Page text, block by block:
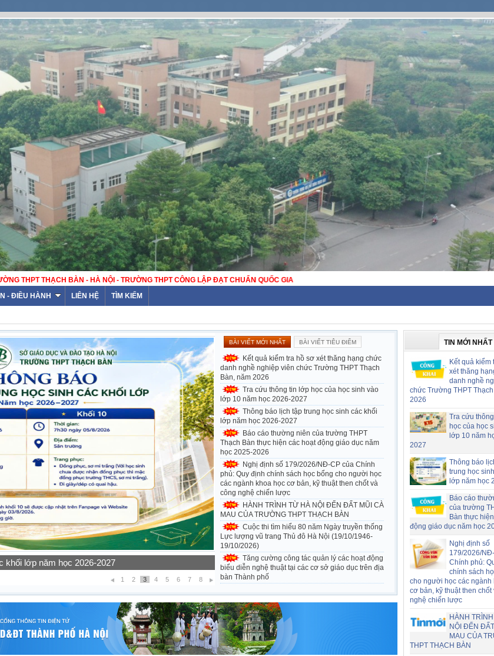
WEBSITE TRƯỜNG THPT THẠCH BÀN - HÀ NỘI - TRƯỜNG THPT CÔNG LẬP ĐẠT CHUẨN QUỐC GIA
- ĐIỀU HÀNH LIÊN HỆ TÌM KIẾM
Thạch Bàn thực hiện các hoạt động giáo dục năm
1 2 3 4 5 6 7 8
BÀI VIẾT MỚI NHẤT BÀI VIẾT TIÊU ĐIỂM
Kết quả kiểm tra hồ sơ xét thăng hạng chức
danh nghề nghiệp viên chức Trường THPT Thạch
Bàn, năm 2026
Tra cứu thông tin lớp học của học sinh vào
lớp 10 năm học 2026-2027
Thông báo lịch tập trung học sinh các khối
lớp năm học 2026-2027
Báo cáo thường niên của trường THPT
Thạch Bàn thực hiện các hoạt động giáo dục năm
học 2025-2026
Nghị định số 179/2026/NĐ-CP của Chính
phủ: Quy định chính sách học bổng cho người học
các ngành khoa học cơ bản, kỹ thuật then chốt và
công nghệ chiến lược
HÀNH TRÌNH TỪ HÀ NỘI ĐẾN ĐẤT MŨI CÀ
MAU CỦA TRƯỜNG THPT THẠCH BÀN
Cuộc thi tìm hiểu 80 năm Ngày truyền thống
Lực lượng vũ trang Thủ đô Hà Nội (19/10/1946-
19/10/2026)
Tăng cường công tác quản lý các hoạt động
biểu diễn nghệ thuật tại các cơ sở giáo dục trên địa
bàn Thành phố
TIN MỚI NHẤT
Kết quả kiểm
xét thăng
danh nghề
chức Trường THPT
2026
Tra cứu
học của học
lớp 10 năm
2027
Thông báo
trung học
lớp năm học
Báo cáo
của trường
Bàn thực
động giáo dục năm học
Nghị định số
179/2026/
Chính phủ:
chính sách
cho người học các ngành
cơ bản, kỹ thuật then chốt
nghệ chiến lược
HÀNH
NỘI ĐẾN
MAU CỦA
THPT THẠCH BÀN